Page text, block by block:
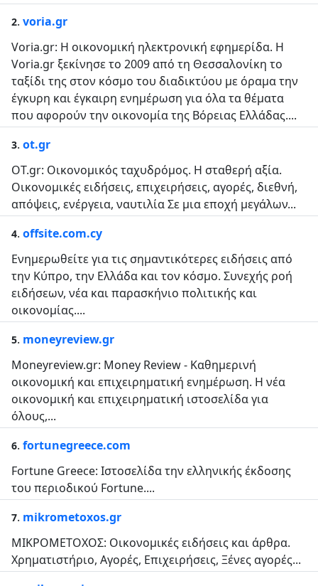
2. voria.gr
Voria.gr: Η οικονομική ηλεκτρονική εφημερίδα. Η
Voria.gr ξεκίνησε το 2009 από τη Θεσσαλονίκη το
ταξίδι της στον κόσμο του διαδικτύου με όραμα την
έγκυρη και έγκαιρη ενημέρωση για όλα τα θέματα
που αφορούν την οικονομία της Βόρειας Ελλάδας....
3. ot.gr
OT.gr: Οικονομικός ταχυδρόμος. Η σταθερή αξία.
Οικονομικές ειδήσεις, επιχειρήσεις, αγορές, διεθνή,
απόψεις, ενέργεια, ναυτιλία Σε μια εποχή μεγάλων...
4. offsite.com.cy
Ενημερωθείτε για τις σημαντικότερες ειδήσεις από
την Κύπρο, την Ελλάδα και τον κόσμο. Συνεχής ροή
ειδήσεων, νέα και παρασκήνιο πολιτικής και
οικονομίας....
5. moneyreview.gr
Moneyreview.gr: Money Review - Καθημερινή
οικονομική και επιχειρηματική ενημέρωση. Η νέα
οικονομική και επιχειρηματική ιστοσελίδα για
όλους,...
6. fortunegreece.com
Fortune Greece: Ιστοσελίδα την ελληνικής έκδοσης
του περιοδικού Fortune....
7. mikrometoxos.gr
ΜΙΚΡΟΜΕΤΟΧΟΣ: Οικονομικές ειδήσεις και άρθρα.
Χρηματιστήριο, Αγορές, Επιχειρήσεις, Ξένες αγορές...